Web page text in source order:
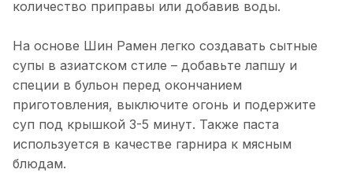
количество приправы или добавив воды.
На основе Шин Рамен легко создавать сытные
супы в азиатском стиле – добавьте лапшу и
специи в бульон перед окончанием
приготовления, выключите огонь и подержите
суп под крышкой 3-5 минут. Также паста
используется в качестве гарнира к мясным
блюдам.